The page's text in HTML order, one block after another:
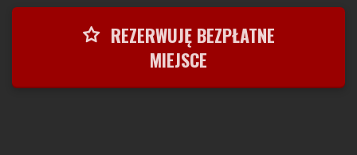
REZERWUJĘ BEZPŁATNE
MIEJSCE